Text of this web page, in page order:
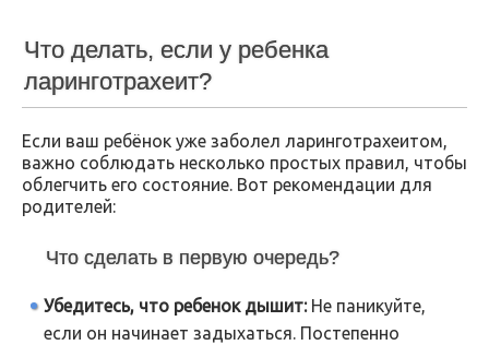
Что делать, если у ребенка
ларинготрахеит?
Если ваш ребёнок уже заболел ларинготрахеитом,
важно соблюдать несколько простых правил, чтобы
облегчить его состояние. Вот рекомендации для
родителей:
Что сделать в первую очередь?
Убедитесь, что ребенок дышит:Не паникуйте,
если он начинает задыхаться. Постепенно